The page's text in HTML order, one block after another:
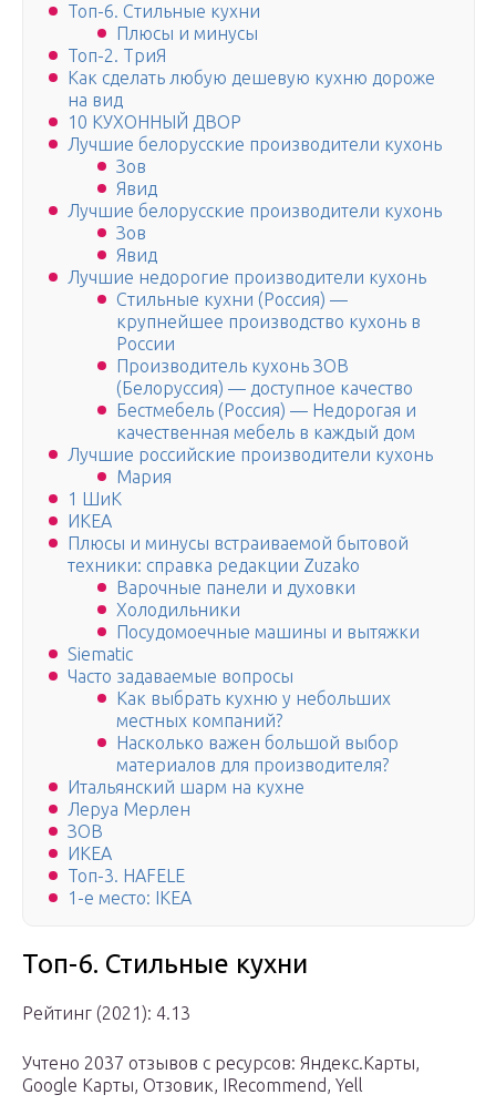
Топ-6. Стильные кухни
Плюсы и минусы
Топ-2. ТриЯ
Как сделать любую дешевую кухню дороже
на вид
10 КУХОННЫЙ ДВОР
Лучшие белорусские производители кухонь
Зов
Явид
Лучшие белорусские производители кухонь
Зов
Явид
Лучшие недорогие производители кухонь
Стильные кухни (Россия) —
крупнейшее производство кухонь в
России
Производитель кухонь ЗОВ
(Белоруссия) — доступное качество
Бестмебель (Россия) — Недорогая и
качественная мебель в каждый дом
Лучшие российские производители кухонь
Мария
1 ШиК
ИКЕА
Плюсы и минусы встраиваемой бытовой
техники: справка редакции Zuzako
Варочные панели и духовки
Холодильники
Посудомоечные машины и вытяжки
Siematic
Часто задаваемые вопросы
Как выбрать кухню у небольших
местных компаний?
Насколько важен большой выбор
материалов для производителя?
Итальянский шарм на кухне
Леруа Мерлен
ЗОВ
ИКЕА
Топ-3. HAFELE
1-е место: IKEA
Топ-6. Стильные кухни
Рейтинг (2021): 4.13
Учтено 2037 отзывов с ресурсов: Яндекс.Карты,
Google Карты, Отзовик, IRecommend, Yell